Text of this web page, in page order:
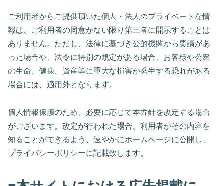
ご利用者からご提供頂いた個人・法人のプライベートな情
報は、ご利用者の同意がない限り第三者に開示することは
ありません。ただし、法律に基づき公的機関から要請があ
った場合や、法令に特別の規定がある場合、お客様や公衆
の生命、健康、資産等に重大な損害が発生する恐れがある
場合には、適用外となります。
個人情報保護のため、必要に応じて本方針を改定する場合
がございます。改定が行われた場合、利用者がその内容を
知ることができるよう、速やかにホームページに公開し、
プライバシーポリシーに記載致します。